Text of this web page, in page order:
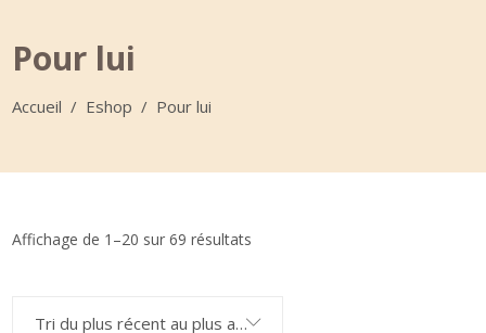
Pour lui
Accueil / Eshop / Pour lui
Affichage de 1–20 sur 69 résultats
Tri du plus récent au plus ancien